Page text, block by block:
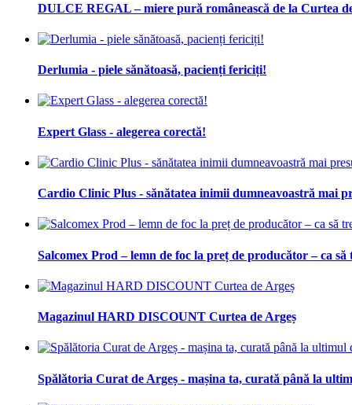
DULCE REGAL – miere pură românească de la Curtea
Derlumia - piele sănătoasă, pacienți fericiți!
Expert Glass - alegerea corectă!
Cardio Clinic Plus - sănătatea inimii dumneavoastră mai
Salcomex Prod – lemn de foc la preț de producător – ca să
Magazinul HARD DISCOUNT Curtea de Argeș
Spălătoria Curat de Argeș - mașina ta, curată până la